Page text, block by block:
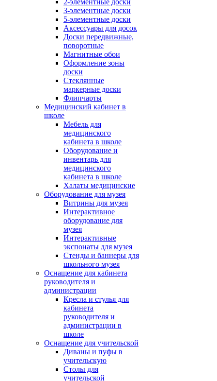
2-элементные доски
3-элементные доски
5-элементные доски
Аксессуары для досок
Доски передвижные,
поворотные
Магнитные обои
Оформление зоны
доски
Стеклянные
маркерные доски
Флипчарты
Медицинский кабинет в
школе
Мебель для
медицинского
кабинета в школе
Оборудование и
инвентарь для
медицинского
кабинета в школе
Халаты медицинские
Оборудование для музея
Витрины для музея
Интерактивное
оборудование для
музея
Интерактивные
экспонаты для музея
Стенды и баннеры для
школьного музея
Оснащение для кабинета
руководителя и
администрации
Кресла и стулья для
кабинета
руководителя и
администрации в
школе
Оснащение для учительской
Диваны и пуфы в
учительскую
Столы для
учительской